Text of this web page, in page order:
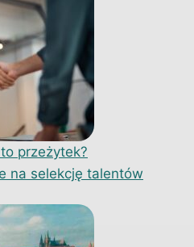
przeżytek?
na selekcję talentów